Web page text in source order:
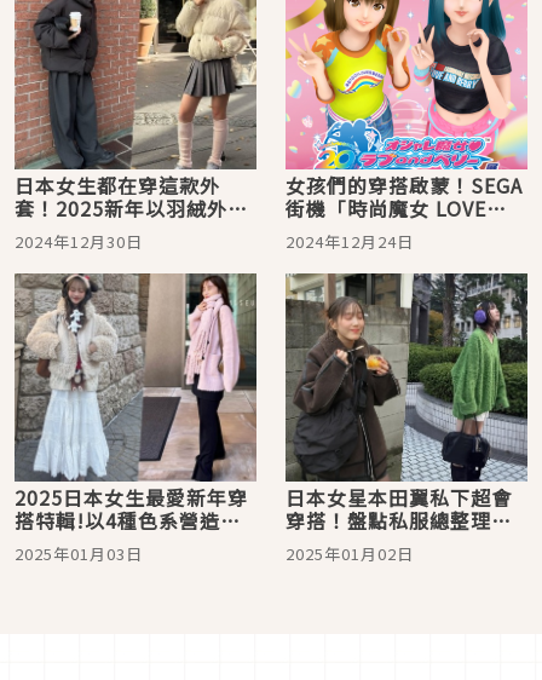
日本女生都在穿這款外
套！2025新年以羽絨外套
打造保暖旅遊穿搭
2024年12月30日
女孩們的穿搭啟蒙！SEGA
街機「時尚魔女 LOVE
AND BERRY」20週年啦～
Y2K滿滿回憶殺，最新聯
名復刻消息看這篇！
2024年12月24日
2025日本女生最愛新年穿
搭特輯!以4種色系營造嶄
新日系時髦印象
2025年01月03日
日本女星本田翼私下超會
穿搭！盤點私服總整理打
造質感女神印象
2025年01月02日